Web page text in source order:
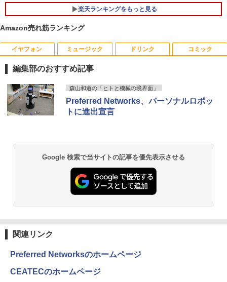
楽天ランキングをもっと見る
1
数学 大学入試問題解答集 2026 国公立大
編
店共通特典イラスト付】 【電子書籍】[
目黒三吉 ]
￥726
3
辺境の貧乏伯爵に嫁ぐことになったので
￥726
Amazon売れ筋ランキング
イヤフォン
Anker Soundcore P40i オフホワイト
￥7,990
￥5,990
【2026年アップグレード版】AOKIMI ワイヤ
ミュージック
BRUCE WAYNE feat. Flo Milli, ATL Jacob
￥250
[Explicit]
￥250
On My Road (Stadium ver.)
ドリンク
【Amazon.co.jp限定】 い・ろ・は・す 2L P
￥1,112
富士山の天然水 バナジウム含有 水 ミネラル
ウォーター ペットボトル 静岡県産 500ミリリ
ットル (Smart Basic)
￥1,380
コミック
薬屋のひとりごと 17巻 (デジタル版ビッグガ
￥770
エース)
￥832
HUNTER×HUNTER モノクロ版 39 (ジャンプ
編集部のおすすめ記事
森山和道の「ヒトと機械の境界面」
Preferred Networks、パーソナルロボッ
トに進出宣言
Google 検索で当サイトの記事を優先表示させる
関連リンク
Preferred Networksのホームページ
CEATECのホームページ